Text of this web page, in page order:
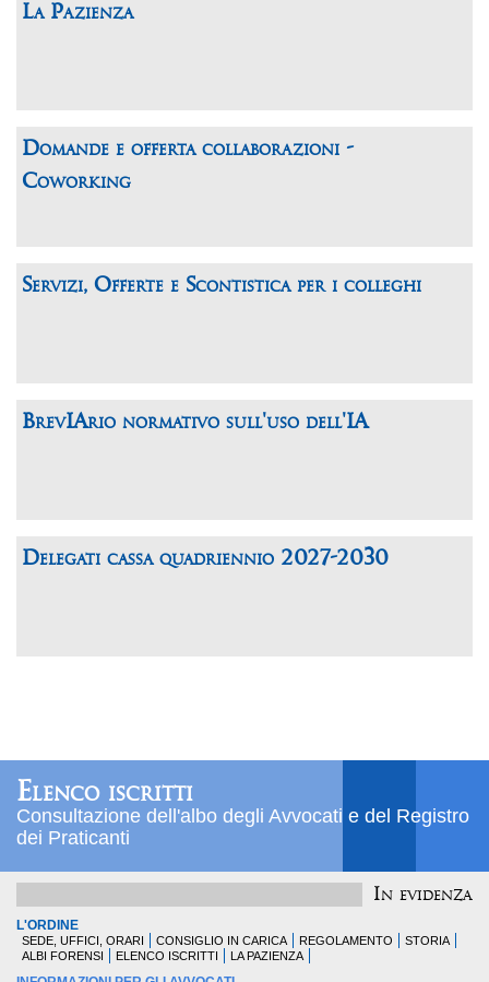
La Pazienza
Domande e offerta collaborazioni -
Coworking
Servizi, Offerte e Scontistica per i colleghi
BrevIArio normativo sull'uso dell'IA
Delegati cassa quadriennio 2027-2030
Elenco iscritti
Consultazione dell'albo degli Avvocati e del Registro
dei Praticanti
In evidenza
L'ORDINE
SEDE, UFFICI, ORARI CONSIGLIO IN CARICA REGOLAMENTO
STORIA
ALBI FORENSI
ELENCO ISCRITTI LA PAZIENZA